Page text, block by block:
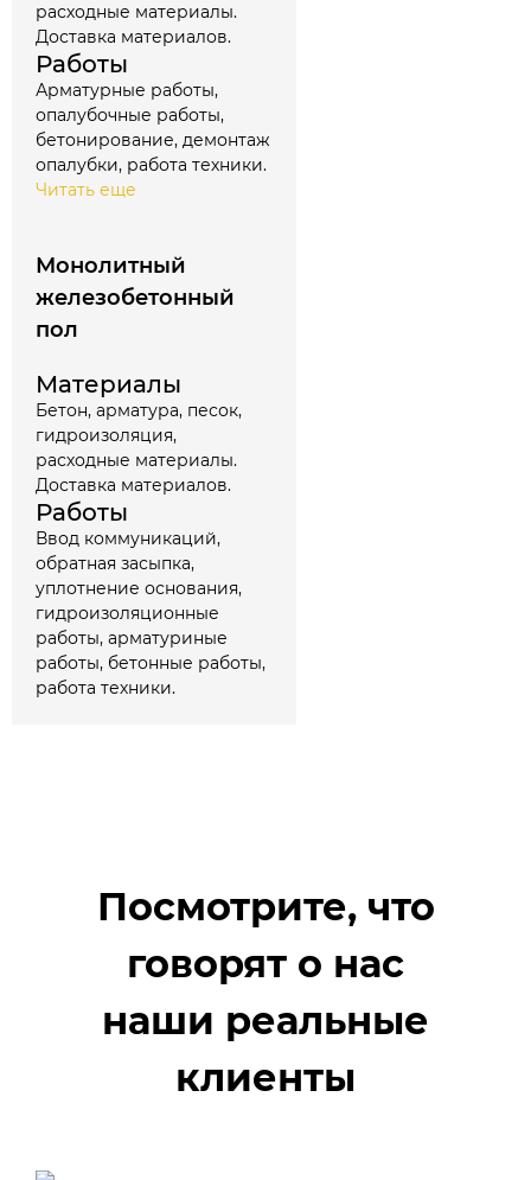
расходные материалы.
Доставка материалов.
Работы
Арматурные работы,
опалубочные работы,
бетонирование, демонтаж
опалубки, работа техники.
Читать еще
Монолитный
железобетонный
пол
Материалы
Бетон, арматура, песок,
гидроизоляция,
расходные материалы.
Доставка материалов.
Работы
Ввод коммуникаций,
обратная засыпка,
уплотнение основания,
гидроизоляционные
работы, арматуриные
работы, бетонные работы,
работа техники.
Посмотрите, что
говорят о нас
наши реальные
клиенты